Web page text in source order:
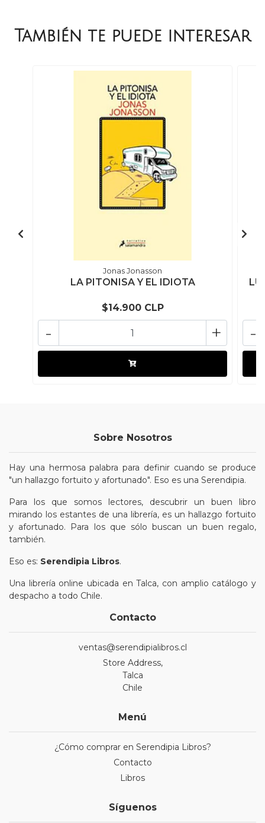
También te puede interesar
Jonas Jonasson
LA PITONISA Y EL IDIOTA
$14.900 CLP
- + -
Sobre Nosotros
Hay una hermosa palabra para definir cuando se produce
"un hallazgo fortuito y afortunado". Eso es una Serendipia.
Para los que somos lectores, descubrir un buen libro
mirando los estantes de una librería, es un hallazgo fortuito
y afortunado. Para los que sólo buscan un buen regalo,
también.
Eso es: Serendipia Libros.
Una librería online ubicada en Talca, con amplio catálogo y
despacho a todo Chile.
Contacto
ventas@serendipialibros.cl
Store Address,
Talca
Chile
Menú
¿Cómo comprar en Serendipia Libros?
Contacto
Libros
Síguenos